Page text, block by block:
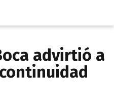
advirtió a